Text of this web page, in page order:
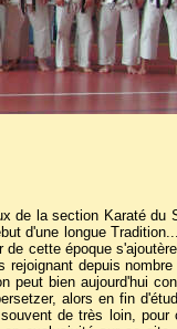
de la section Karaté du
d'une longue
cette époque
depuis
bien aujourd'hui
alors en fin
de très loin,